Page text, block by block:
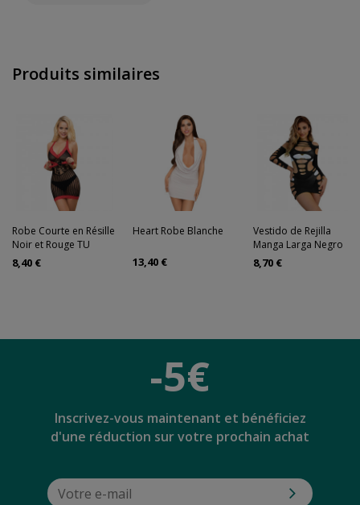
Produits similaires
Robe Courte en Résille
Noir et Rouge TU
8,40 €
Heart Robe Blanche
13,40 €
Vestido de Rejilla
Manga Larga Negro
8,70 €
-5€
Inscrivez-vous maintenant et bénéficiez
d'une réduction sur votre prochain achat